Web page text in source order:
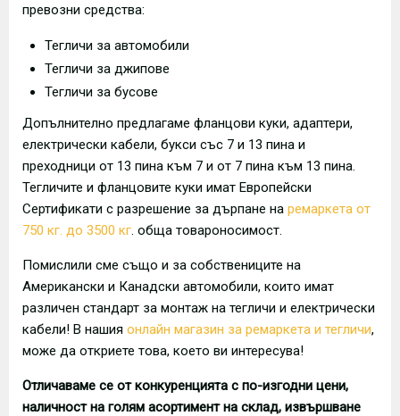
превозни средства:
Тегличи за автомобили
Тегличи за джипове
Тегличи за бусове
Допълнително предлагаме фланцови куки, адаптери,
електрически кабели, букси със 7 и 13 пина и
преходници от 13 пина към 7 и от 7 пина към 13 пина.
Тегличите и фланцовите куки имат Европейски
Сертификати с разрешение за дърпане на ремаркета от
750 кг. до 3500 кг. обща товароносимост.
Помислили сме също и за собствениците на
Американски и Канадски автомобили, които имат
различен стандарт за монтаж на тегличи и електрически
кабели! В нашия онлайн магазин за ремаркета и тегличи,
може да откриете това, което ви интересува!
Отличаваме се от конкуренцията с по-изгодни цени,
наличност на голям асортимент на склад, извършване